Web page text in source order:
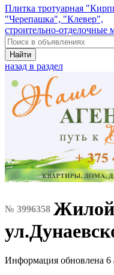
Плитка тротуарная
"Черепашка", "Клевер",
строительно-отделочные
Найти
назад в раздел
№ 3996358
Информация обновлена 6